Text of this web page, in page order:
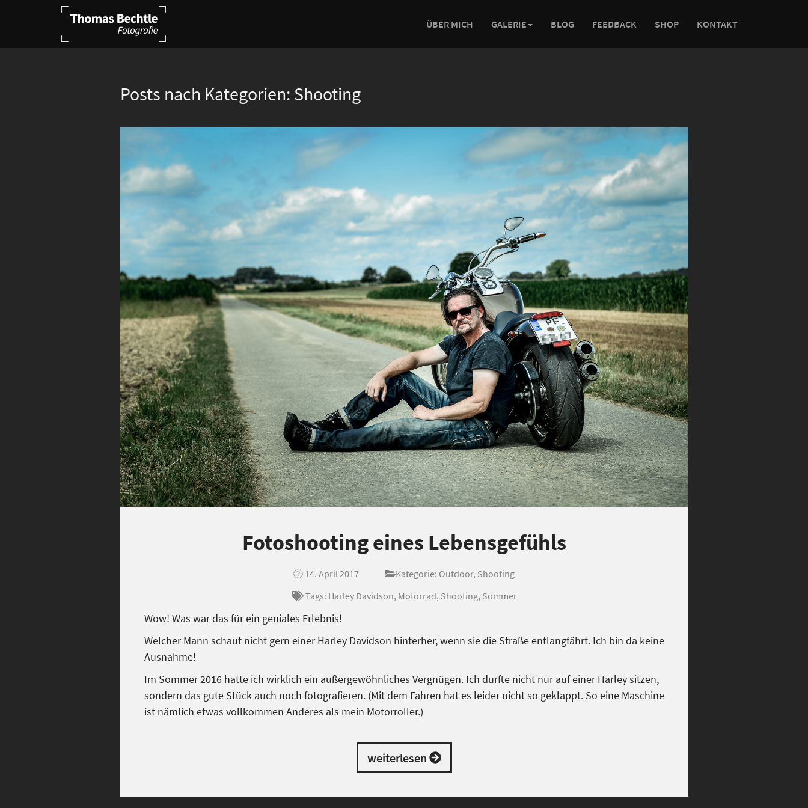
ÜBER MICH GALERIE BLOG FEEDBACK SHOP KONTAKT
Posts nach Kategorien: Shooting
Fotoshooting eines Lebensgefühls
14. April 2017 Kategorie: Outdoor, Shooting
Tags: Harley Davidson, Motorrad, Shooting, Sommer
Wow! Was war das für ein geniales Erlebnis!
Welcher Mann schaut nicht gern einer Harley Davidson hinterher, wenn sie die Straße entlangfährt. Ich bin da keine
Ausnahme!
Im Sommer 2016 hatte ich wirklich ein außergewöhnliches Vergnügen. Ich durfte nicht nur auf einer Harley sitzen,
sondern das gute Stück auch noch fotografieren. (Mit dem Fahren hat es leider nicht so geklappt. So eine Maschine
ist nämlich etwas vollkommen Anderes als mein Motorroller.)
weiterlesen